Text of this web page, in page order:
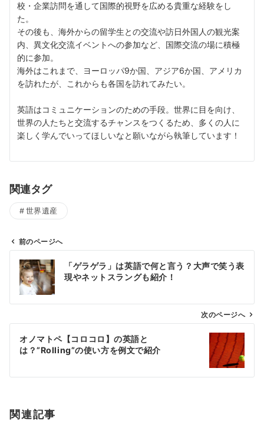
校・企業訪問を通して国際的視野を広める貴重な経験をし
た。
その後も、海外からの留学生との交流や訪日外国人の観光案
内、異文化交流イベントへの参加など、国際交流の場に積極
的に参加。
海外はこれまで、ヨーロッパ9か国、アジア6か国、アメリカ
を訪れたが、これからも各国を訪れてみたい。
英語はコミュニケーションのための手段。世界に目を向け、
世界の人たちと交流するチャンスをつくるため、多くの人に
楽しく学んでいってほしいなと願いながら執筆しています！
関連タグ
世界遺産
ビ
ン
前のページへ
「ゲラゲラ」は英語で何と言う？大声で笑う表
現やネットスラングも紹介！
次のページへ
オノマトペ【コロコロ】の英語と
は？”Rolling”の使い方を例文で紹介
関連記事